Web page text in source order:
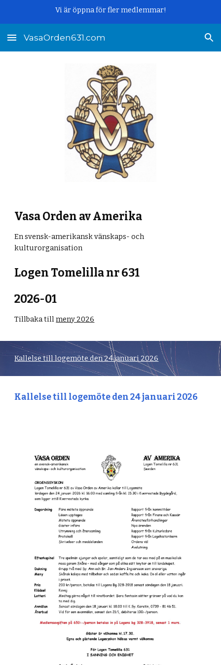
Vi är öppna för fler medlemmar!
VasaOrden631.com
Vasa Orden av Amerika
En svensk-amerikansk vänskaps- och
kulturorganisation
Logen Tomelilla nr 631
2026-01
Tillbaka tillmeny 2026
Kallelse till logemöte den 24 januari 2026
Kallelse till logemöte den 24 januari 2026